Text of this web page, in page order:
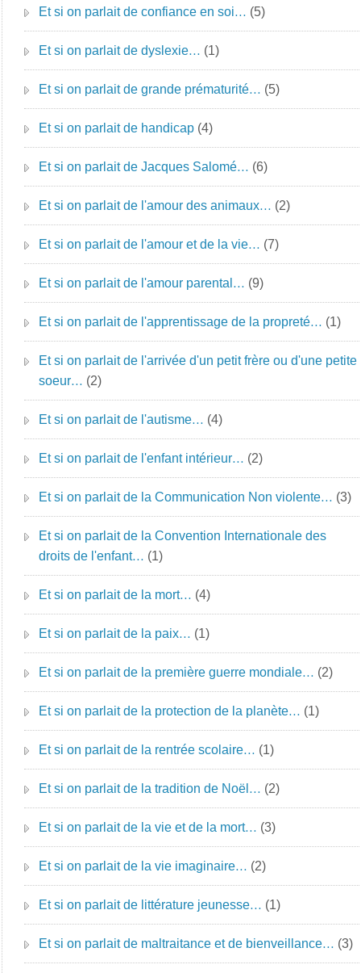
Et si on parlait de confiance en soi… (5)
Et si on parlait de dyslexie… (1)
Et si on parlait de grande prématurité… (5)
Et si on parlait de handicap (4)
Et si on parlait de Jacques Salomé… (6)
Et si on parlait de l'amour des animaux… (2)
Et si on parlait de l'amour et de la vie… (7)
Et si on parlait de l'amour parental… (9)
Et si on parlait de l'apprentissage de la propreté… (1)
Et si on parlait de l'arrivée d'un petit frère ou d'une petite
soeur… (2)
Et si on parlait de l'autisme… (4)
Et si on parlait de l'enfant intérieur… (2)
Et si on parlait de la Communication Non violente… (3)
Et si on parlait de la Convention Internationale des
droits de l'enfant… (1)
Et si on parlait de la mort… (4)
Et si on parlait de la paix… (1)
Et si on parlait de la première guerre mondiale… (2)
Et si on parlait de la protection de la planète… (1)
Et si on parlait de la rentrée scolaire… (1)
Et si on parlait de la tradition de Noël… (2)
Et si on parlait de la vie et de la mort… (3)
Et si on parlait de la vie imaginaire… (2)
Et si on parlait de littérature jeunesse… (1)
Et si on parlait de maltraitance et de bienveillance… (3)